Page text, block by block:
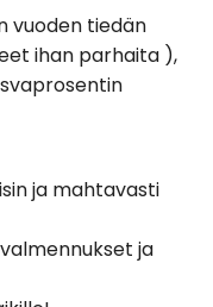
vuoden tiedän
ihan parhaita ),
ja mahtavasti
ja